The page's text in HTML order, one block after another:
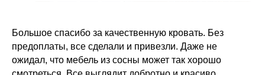
Большое спасибо за качественную кровать. Без
предоплаты, все сделали и привезли. Даже не
ожидал, что мебель из сосны может так хорошо